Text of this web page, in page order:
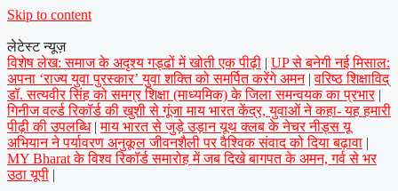
Skip to content
लेटेस्ट न्यूज़
विशेष लेख: समाज के अदृश्य गड्ढों में खोती एक पीढ़ी | UP से बनेगी नई मिसाल:
अपना ‘राज्य युवा पुरस्कार’ युवा शक्ति को समर्पित करेंगे अमन | वरिष्ठ शिक्षाविद्
डॉ. सत्यवीर सिंह को समग्र शिक्षा (माध्यमिक) के जिला समन्वयक का प्रभार |
गिनीज वर्ल्ड रिकॉर्ड की खुशी से गूंजा माय भारत केंद्र, युवाओं ने कहा- यह हमारी
पीढ़ी की उपलब्धि | माय भारत से जुड़े उड़ान यूथ क्लब के नेचर नीड्स यू
अभियान ने पर्यावरण अनुकूल जीवनशैली पर वैश्विक संवाद को दिया बढ़ावा |
MY Bharat के विश्व रिकॉर्ड समारोह में जब दिखे बागपत के अमन, गर्व से भर
उठा यूपी |